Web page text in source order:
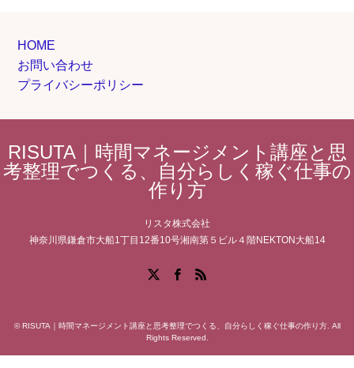
HOME
お問い合わせ
プライバシーポリシー
RISUTA｜時間マネージメント講座と思
考整理でつくる、自分らしく稼ぐ仕事の
作り方
リスタ株式会社
神奈川県鎌倉市大船1丁目12番10号湘南第５ビル４階NEKTON大船14
©RISUTA｜時間マネージメント講座と思考整理でつくる、自分らしく稼ぐ仕事の作り方. All
Rights Reserved.